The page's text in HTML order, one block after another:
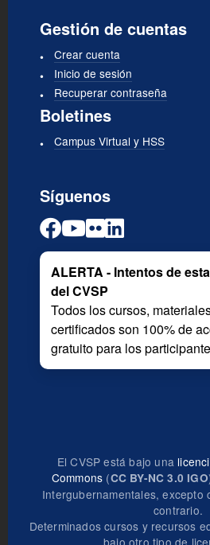
Gestión de cuentas
Crear cuenta
Inicio de sesión
Recuperar contraseña
Boletines
Campus Virtual y HSS
Síguenos
ALERTA - Intentos de
del CVSP
Todos los cursos,
certificados son 100% de
gratuito para los
El CVSP está bajo una
Commons (CC BY-NC 3.0 IGO
Intergubernamentales, excepto
contrario.
Determinados cursos y recursos
bajo otro tipo de